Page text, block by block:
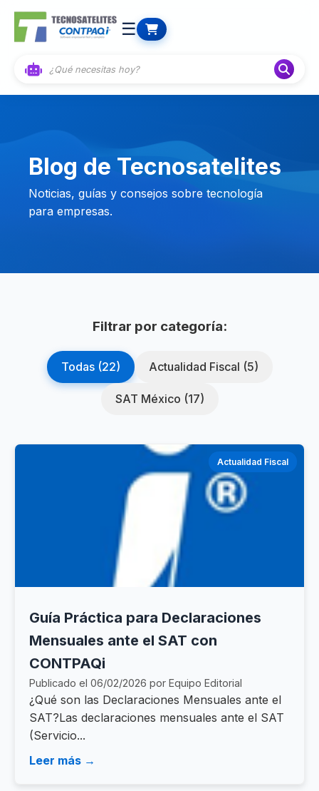
☰
Blog de Tecnosatelites
Noticias, guías y consejos sobre tecnología
para empresas.
Filtrar por categoría:
Todas (22) Actualidad Fiscal (5)
SAT México (17)
Actualidad Fiscal
Guía Práctica para Declaraciones
Mensuales ante el SAT con
CONTPAQi
Publicado el 06/02/2026 por Equipo Editorial
¿Qué son las Declaraciones Mensuales ante el
SAT?Las declaraciones mensuales ante el SAT
(Servicio...
Leer más →